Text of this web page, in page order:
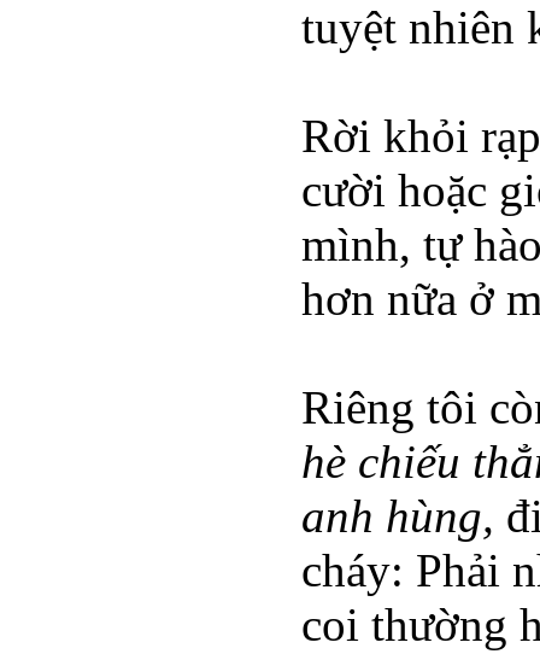
tuyệt nhiên
Rời khỏi
cười hoặc
mình, tự
hơn nữa ở
Riêng tôi
hè chiếu
anh hùng,
cháy: Phải
coi thường